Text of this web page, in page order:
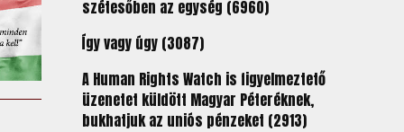
szétesőben az egység (6960)
Így vagy úgy (3087)
A Human Rights Watch is figyelmeztető
üzenetet küldött Magyar Péteréknek,
bukhatjuk az uniós pénzeket (2913)